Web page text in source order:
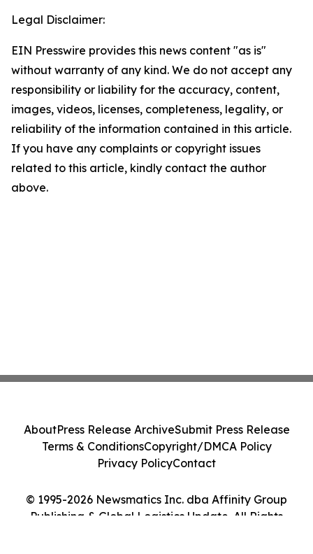
Legal Disclaimer:
EIN Presswire provides this news content "as is"
without warranty of any kind. We do not accept any
responsibility or liability for the accuracy, content,
images, videos, licenses, completeness, legality, or
reliability of the information contained in this article.
If you have any complaints or copyright issues
related to this article, kindly contact the author
above.
© 1995-2026 Newsmatics Inc. dba Affinity Group
Publishing & Global Logistics Update. All Rights
AboutPress Release ArchiveSubmit Press Release
Terms & ConditionsCopyright/DMCA Policy
Privacy PolicyContact